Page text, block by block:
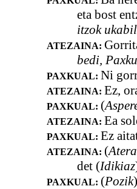
eta bost
itzok
ATEZAINA:
bedi,
PAXKUAL: Ni
ATEZAINA: Ez,
PAXKUAL: (
ATEZAINA: Ea
PAXKUAL: Ez
ATEZAINA: (
det (Idikiaz
PAXKUAL: (Pozik